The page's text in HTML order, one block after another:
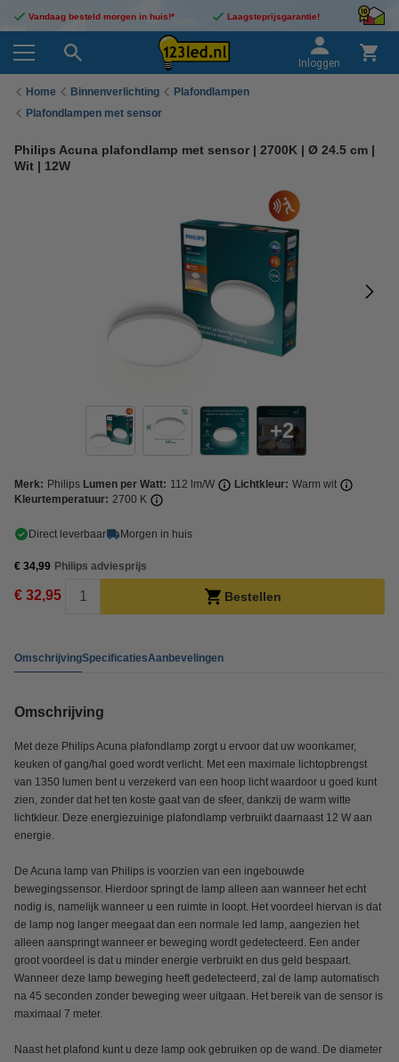
Vandaag besteld morgen in huis!* Laagsteprijsgarantie!
Inloggen
Home Binnenverlichting
Plafondlampen
Plafondlampen met sensor
Philips Acuna plafondlamp met sensor | 2700K | Ø 24.5 cm |
Wit | 12W
2
Merk: Philips Lumen per Watt: 112 lm/W Lichtkleur: Warm wit
Kleurtemperatuur: 2700 K
Direct leverbaar Morgen in huis
€ 34,99 Philips adviesprijs
€ 32,95 Bestellen
OmschrijvingSpecificatiesAanbevelingen
Omschrijving
Met deze Philips Acuna plafondlamp zorgt u ervoor dat uw woonkamer,
keuken of gang/hal goed wordt verlicht. Met een maximale lichtopbrengst
van 1350 lumen bent u verzekerd van een hoop licht waardoor u goed kunt
zien, zonder dat het ten koste gaat van de sfeer, dankzij de warm witte
lichtkleur. Deze energiezuinige plafondlamp verbruikt daarnaast 12 W aan
energie.
De Acuna lamp van Philips is voorzien van een ingebouwde
bewegingssensor. Hierdoor springt de lamp alleen aan wanneer het echt
nodig is, namelijk wanneer u een ruimte in loopt. Het voordeel hiervan is dat
de lamp nog langer meegaat dan een normale led lamp, aangezien het
alleen aanspringt wanneer er beweging wordt gedetecteerd. Een ander
groot voordeel is dat u minder energie verbruikt en dus geld bespaart.
Wanneer deze lamp beweging heeft gedetecteerd, zal de lamp automatisch
na 45 seconden zonder beweging weer uitgaan. Het bereik van de sensor is
maximaal 7 meter.
Naast het plafond kunt u deze lamp ook gebruiken op de wand. De diameter